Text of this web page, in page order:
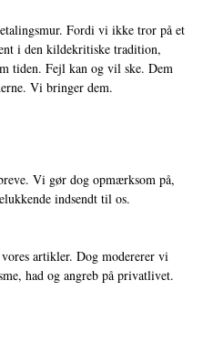
Fordi vi ikke tror på et
i den kildekritiske tradition,
tiden. Fejl kan og vil ske. Dem
Vi bringer dem.
Vi gør dog opmærksom på,
indsendt til os.
artikler. Dog modererer vi
had og angreb på privatlivet.